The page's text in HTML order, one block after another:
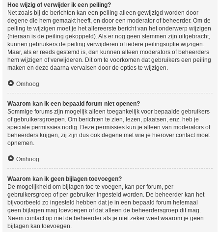
Hoe wijzig of verwijder ik een peiling?
Net zoals bij de berichten kan een peiling alleen gewijzigd worden door
degene die hem gemaakt heeft, en door een moderator of beheerder. Om de
peiling te wijzigen moet je het allereerste bericht van het onderwerp wijzigen
(hieraan is de peiling gekoppeld). Als er nog geen stemmen zijn uitgebracht,
kunnen gebruikers de peiling verwijderen of iedere peilingsoptie wijzigen.
Maar, als er reeds gestemd is, dan kunnen alleen moderators of beheerders
hem wijzigen of verwijderen. Dit om te voorkomen dat gebruikers een peiling
maken en deze daarna vervalsen door de opties te wijzigen.
Omhoog
Waarom kan ik een bepaald forum niet openen?
Sommige forums zijn mogelijk alleen toegankelijk voor bepaalde gebruikers
of gebruikersgroepen. Om berichten te zien, lezen, plaatsen, enz. heb je
speciale permissies nodig. Deze permissies kun je alleen van moderators of
beheerders krijgen, zij zijn dus ook degene met wie je hierover contact moet
opnemen.
Omhoog
Waarom kan ik geen bijlagen toevoegen?
De mogelijkheid om bijlagen toe te voegen, kan per forum, per
gebruikersgroep of per gebruiker ingesteld worden. De beheerder kan het
bijvoorbeeld zo ingesteld hebben dat je in een bepaald forum helemaal
geen bijlagen mag toevoegen of dat alleen de beheerdersgroep dit mag.
Neem contact op met de beheerder als je niet zeker weet waarom je geen
bijlagen kan toevoegen.